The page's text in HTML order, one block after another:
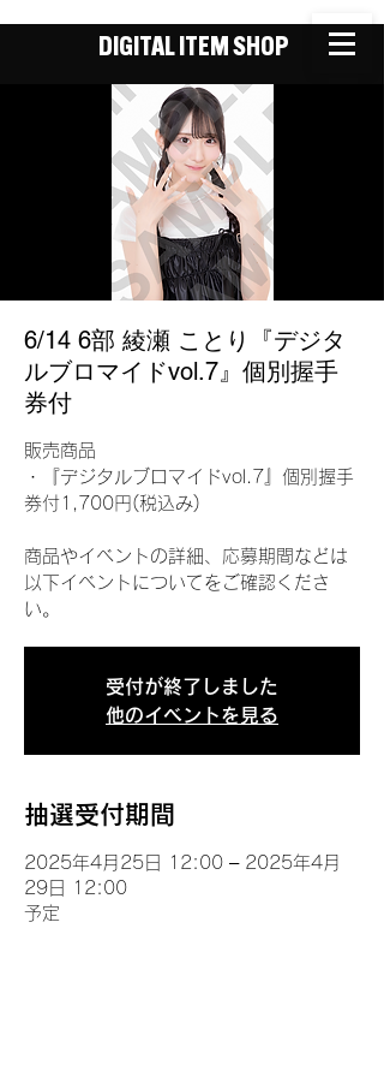
DIGITAL ITEM SHOP
6/14 6部 綾瀬 ことり『デジタ
ルブロマイドvol.7』個別握手
券付
販売商品
・『デジタルブロマイドvol.7』個別握手
券付1,700円(税込み)
商品やイベントの詳細、応募期間などは
以下イベントについてをご確認くださ
い。
受付が終了しました
他のイベントを見る
抽選受付期間
2025年4月25日 12:00 – 2025年4月
29日 12:00
予定